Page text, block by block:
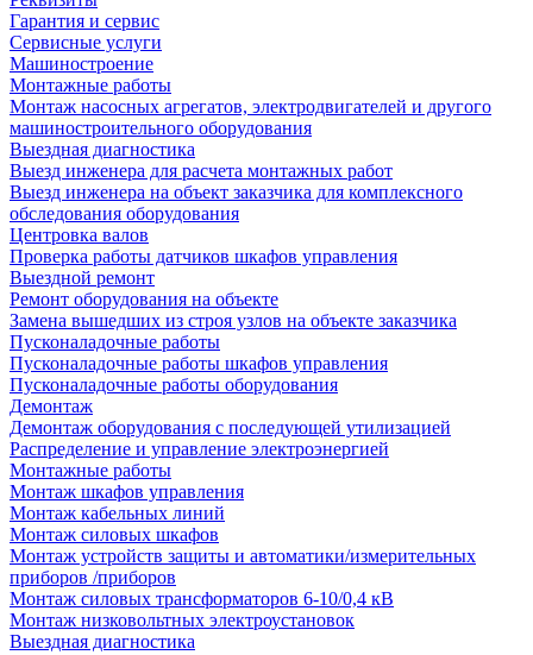
Гарантия и сервис
Сервисные услуги
Машиностроение
Монтажные работы
Монтаж насосных агрегатов, электродвигателей и другого
машиностроительного оборудования
Выездная диагностика
Выезд инженера для расчета монтажных работ
Выезд инженера на объект заказчика для комплексного
обследования оборудования
Центровка валов
Проверка работы датчиков шкафов управления
Выездной ремонт
Ремонт оборудования на объекте
Замена вышедших из строя узлов на объекте заказчика
Пусконаладочные работы
Пусконаладочные работы шкафов управления
Пусконаладочные работы оборудования
Демонтаж
Демонтаж оборудования с последующей утилизацией
Распределение и управление электроэнергией
Монтажные работы
Монтаж шкафов управления
Монтаж кабельных линий
Монтаж силовых шкафов
Монтаж устройств защиты и автоматики/измерительных
приборов /приборов
Монтаж силовых трансформаторов 6-10/0,4 кВ
Монтаж низковольтных электроустановок
Выездная диагностика